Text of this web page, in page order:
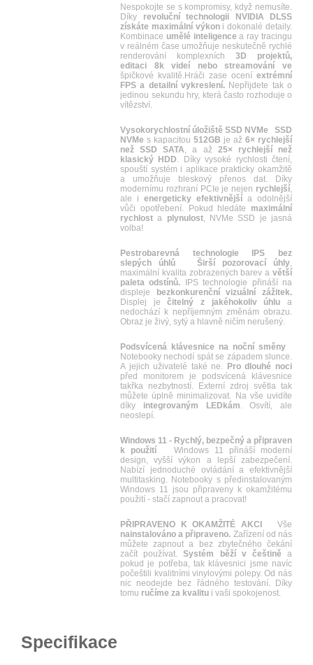
Nespokojte se s kompromisy, když nemusíte.
Díky
revoluční technologii NVIDIA DLSS
získáte maximální výkoni dokonalé detaily.
Kombinace umělé inteligence a ray tracingu
v reálném čase umožňuje neskutečně rychlé
renderování komplexních 3D projektů,
editaci 8k videí nebo streamování ve
špičkové kvalitě.Hráči zase ocení extrémní
FPS a detailní vykreslení. Nepřijdete tak o
jedinou sekundu hry, která často rozhoduje o
vítězství.
Vysokorychlostní úložiště SSD NVMe
SSD
NVMe s kapacitou 512GB je až 6× rychlejší
než SSD SATA, a až 25× rychlejší než
klasický HDD. Díky vysoké rychlosti čtení,
spouští systém i aplikace prakticky okamžitě
a umožňuje bleskový přenos dat. Díky
modernímu rozhraní PCIe je nejen rychlejší,
ale i energeticky efektivnější a odolnější
vůči opotřebení. Pokud hledáte maximální
rychlost a plynulost, NVMe SSD je jasná
volba!
Pestrobarevná technologie IPS bez
slepých úhlů
Širší pozorovací úhly,
maximální kvalita zobrazených barev a větší
paleta odstínů. IPS technologie přináší na
displeje
bezkonkurenční vizuální zážitek.
Displej ječitelný z jakéhokoliv úhlu a
nedochází k nepříjemným změnám obrazu.
Obraz je živý, sytý a hlavně ničím nerušený.
Podsvícená klávesnice na noční směny
Notebooky nechodí spát se západem slunce.
A jejich uživatelé také ne.
Pro dlouhé noci
před monitorem je podsvícená klávesnice
takřka nezbytností. Externí zdroj světla tak
můžete úplně minimalizovat. Na vše uvidíte
díky integrovaným LEDkám. Osvítí, ale
neoslepí.
Windows 11 - Rychlý, bezpečný a připraven
k použití Windows 11 přináší moderní
design, vyšší výkon a lepší zabezpečení.
Nabízí jednoduché ovládání a efektivnější
multitasking. Notebooky s předinstalovaným
Windows 11 jsou připraveny k okamžitému
použití - stačí zapnout a pracovat!
PŘIPRAVENO K OKAMŽITÉ AKCI
Vše
nainstalováno a připraveno. Zařízení od nás
můžete zapnout a bez zbytečného čekání
začít používat.Systém běží v češtině a
pokud je potřeba, tak klávesnici jsme navíc
počeštili kvalitními vinylovými polepy. Od nás
nic neodejde bez řádného testování. Díky
tomu ručíme za kvalitu i vaši spokojenost.
Specifikace